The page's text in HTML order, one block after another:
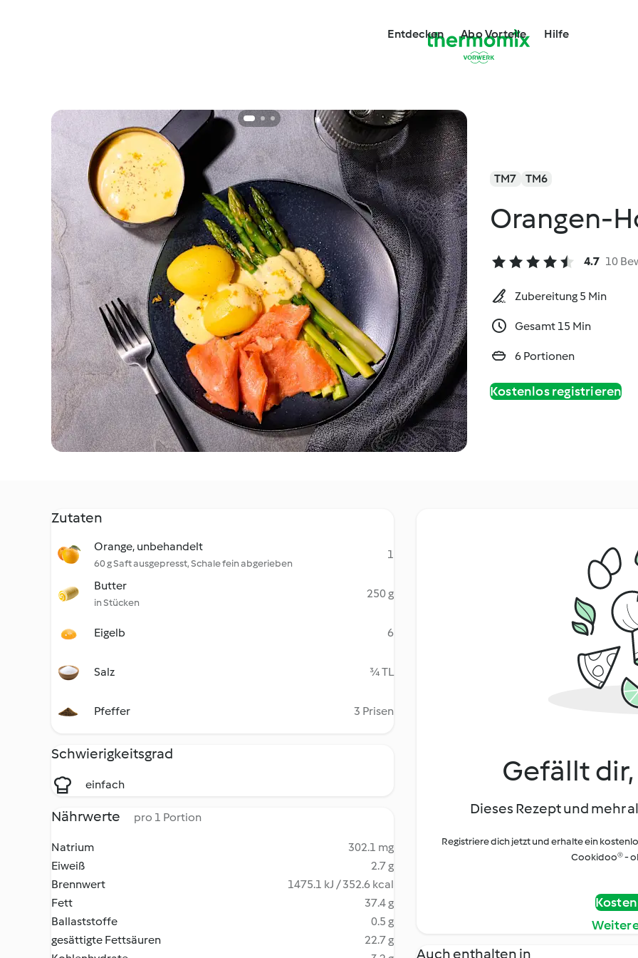
Entdecken Abo Vorteile Hilfe
TM7 TM6
Orangen-
4.7 10
Zubereitung 5 Min
Gesamt 15 Min
6 Portionen
Kostenlos registrieren
Zutaten
Orange, unbehandelt
60 g Saft ausgepresst, Schale fein abgerieben
1
Butter
in Stücken
250 g
Eigelb 6
Salz ¾ TL
Pfeffer 3 Prisen
Schwierigkeitsgrad
einfach
Nährwerte pro 1 Portion
Natrium
302.1 mg
Eiweiß
2.7 g
Brennwert
1475.1 kJ / 352.6 kcal
Fett
37.4 g
Ballaststoffe
0.5 g
gesättigte Fettsäuren
22.7 g
Gefällt
Dieses Rezept und mehr
Registriere dich jetzt und erhalte ein
Cookidoo® -
Auch enthalten in